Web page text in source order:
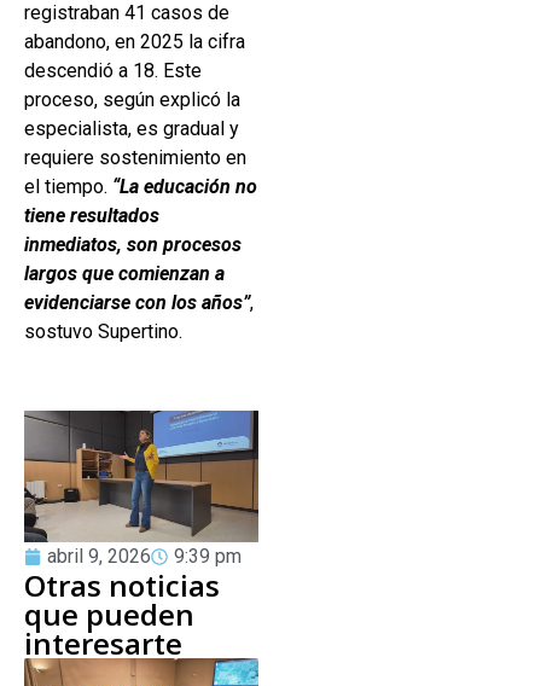
registraban 41 casos de
abandono, en 2025 la cifra
descendió a 18. Este
proceso, según explicó la
especialista, es gradual y
requiere sostenimiento en
el tiempo. “La educación no
tiene resultados
inmediatos, son procesos
largos que comienzan a
evidenciarse con los años”,
sostuvo Supertino.
abril 9, 2026 9:39 pm
Otras noticias
que pueden
interesarte